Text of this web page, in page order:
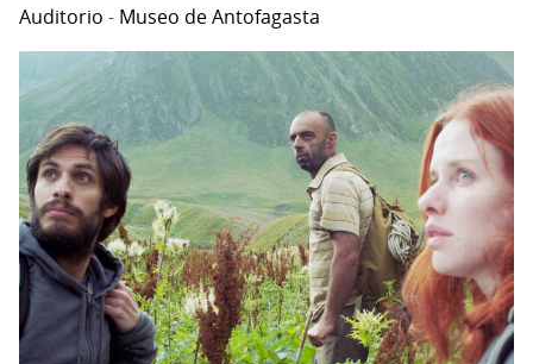
Auditorio - Museo de Antofagasta